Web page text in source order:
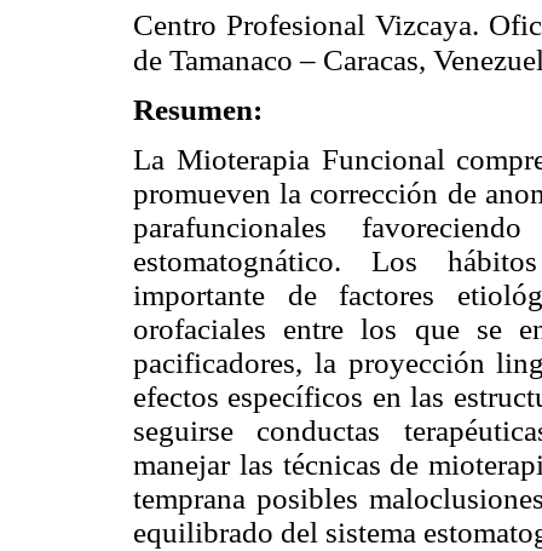
Centro Profesional Vizcaya.
de Tamanaco – Caracas,
Resumen:
La Mioterapia Funcional
promueven la corrección de
parafuncionales
estomatognático. Los
importante de factores
orofaciales entre los que se
pacificadores, la proyección
efectos específicos en las
seguirse conductas
manejar las técnicas de
temprana posibles
equilibrado del sistema